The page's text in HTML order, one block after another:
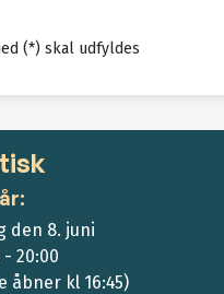
(*) skal udfyldes
den 8. juni
- 20:00
åbner kl 16:45)